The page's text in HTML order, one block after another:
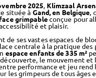
2025, Klimzaal
située à Gand, en Belgique,
grimpableconçue pour
et plaisir.
de ses vastes espaces de
centrale à la pratique des
espace enfants de 335 m²
le mouvement et
performance et jeu rend
les grimpeurs de tous âges